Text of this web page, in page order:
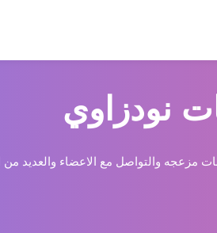
نودزاوي
مزعجه والتواصل مع الاعضاء والعديد من